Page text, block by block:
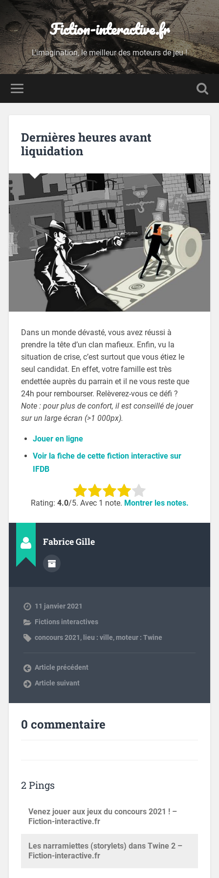
Fiction-interactive.fr
L'imagination, le meilleur des moteurs de jeu !
Dernières heures avant
liquidation
Dans un monde dévasté, vous avez réussi à
prendre la tête d’un clan mafieux. Enfin, vu la
situation de crise, c’est surtout que vous étiez le
seul candidat. En effet, votre famille est très
endettée auprès du parrain et il ne vous reste que
24h pour rembourser. Relèverez-vous ce défi ?
Note : pour plus de confort, il est conseillé de jouer
sur un large écran (>1 000px).
Jouer en ligne
Voir la fiche de cette fiction interactive sur
IFDB
Rating: 4.0/5. Avec 1 note. Montrer les notes.
Fabrice Gille
11 janvier 2021
Fictions interactives
concours 2021, lieu : ville, moteur : Twine
Article précédent
Article suivant
0 commentaire
2 Pings
Venez jouer aux jeux du concours 2021 ! –
Fiction-interactive.fr
Les narramiettes (storylets) dans Twine 2 –
Fiction-interactive.fr